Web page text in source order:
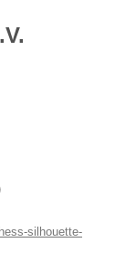
silhouette-